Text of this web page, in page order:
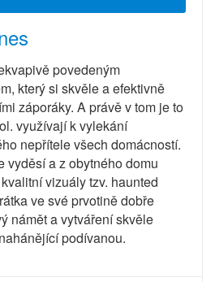
povedeným
který si skvěle a efektivně
záporáky. A právě v tom je to
využívají k vylekání
nepřítele všech domácností.
vyděsí a z obytného domu
vizuály tzv. haunted
ve své prvotině dobře
námět a vytváření skvěle
podívanou.